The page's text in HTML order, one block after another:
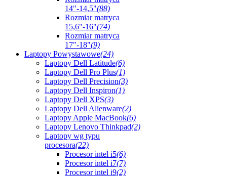
14"-14,5"(88)
Rozmiar matryca
15,6"-16"(74)
Rozmiar matryca
17"-18"(9)
Laptopy Powystawowe(24)
Laptopy Dell Latitude(6)
Laptopy Dell Pro Plus(1)
Laptopy Dell Precision(3)
Laptopy Dell Inspiron(1)
Laptopy Dell XPS(3)
Laptopy Dell Alienware(2)
Laptopy Apple MacBook(6)
Laptopy Lenovo Thinkpad(2)
Laptopy wg typu
procesora(22)
Procesor intel i5(6)
Procesor intel i7(7)
Procesor intel i9(2)